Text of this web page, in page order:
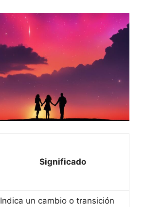
Significado
Indica un cambio o transición